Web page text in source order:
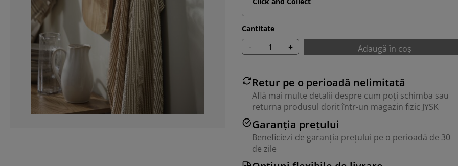
Cantitate
- + Adaugă în coș
Retur pe o perioadă nelimitată
Află mai multe detalii despre cum poți schimba sau
returna produsul dorit într-un magazin fizic JYSK
Garanția prețului
Beneficiezi de garanția prețului pe o perioadă de 30
de zile